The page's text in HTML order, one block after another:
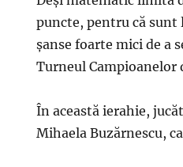
puncte, pentru că
şanse foarte mici de a
Turneul Campioanelor
În această ierahie,
Mihaela Buzărnescu,